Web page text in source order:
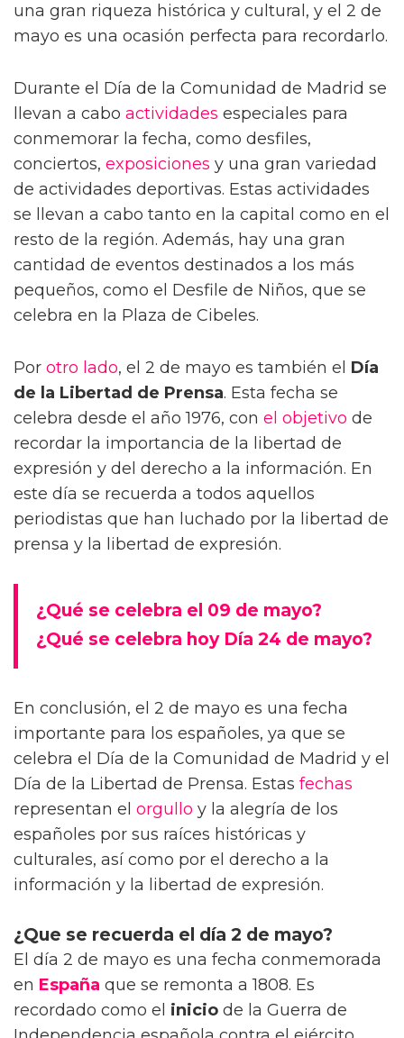
una gran riqueza histórica y cultural, y el 2 de
mayo es una ocasión perfecta para recordarlo.
Durante el Día de la Comunidad de Madrid se
llevan a cabo actividades especiales para
conmemorar la fecha, como desfiles,
conciertos, exposiciones y una gran variedad
de actividades deportivas. Estas actividades
se llevan a cabo tanto en la capital como en el
resto de la región. Además, hay una gran
cantidad de eventos destinados a los más
pequeños, como el Desfile de Niños, que se
celebra en la Plaza de Cibeles.
Por otro lado, el 2 de mayo es también el Día
de la Libertad de Prensa. Esta fecha se
celebra desde el año 1976, con el objetivo de
recordar la importancia de la libertad de
expresión y del derecho a la información. En
este día se recuerda a todos aquellos
periodistas que han luchado por la libertad de
prensa y la libertad de expresión.
¿Qué se celebra el 09 de mayo?
¿Qué se celebra hoy Día 24 de mayo?
En conclusión, el 2 de mayo es una fecha
importante para los españoles, ya que se
celebra el Día de la Comunidad de Madrid y el
Día de la Libertad de Prensa. Estas fechas
representan el orgullo y la alegría de los
españoles por sus raíces históricas y
culturales, así como por el derecho a la
información y la libertad de expresión.
¿Que se recuerda el día 2 de mayo?
El día 2 de mayo es una fecha conmemorada
en España que se remonta a 1808. Es
recordado como el inicio de la Guerra de